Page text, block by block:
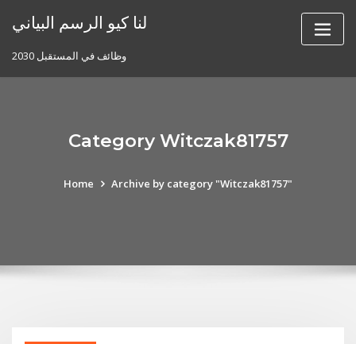
لنا كيو الرسم البياني
وظائف في المستقبل 2030
Category Witczak81757
Home Archive by category "Witczak81757"